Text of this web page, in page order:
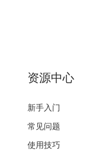
资源中心
新手入门
常见问题
使用技巧